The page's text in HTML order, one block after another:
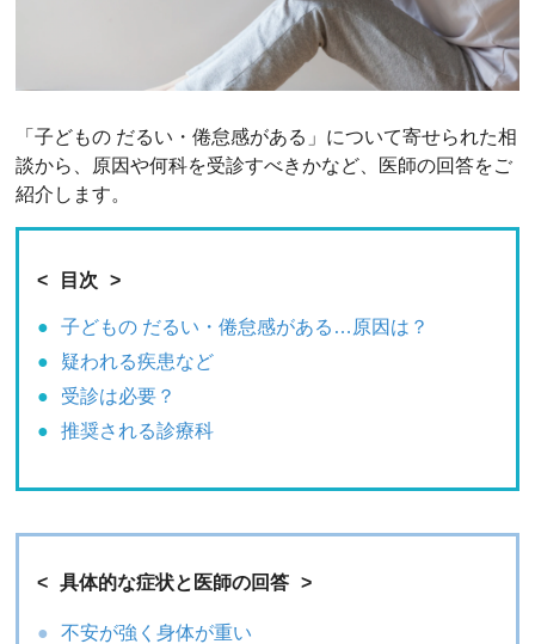
「子どもの だるい・倦怠感がある」について寄せられた相
談から、原因や何科を受診すべきかなど、医師の回答をご
紹介します。
目次
子どもの だるい・倦怠感がある…原因は？
疑われる疾患など
受診は必要？
推奨される診療科
具体的な症状と医師の回答
不安が強く身体が重い